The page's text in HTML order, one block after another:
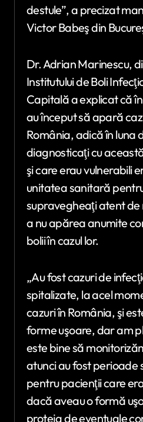
destule”, a precizat
Victor Babeş din
Dr. Adrian Marinescu,
Institutului de Boli
Capitală a explicat că
au început să apară
România, adică în luna
diagnosticaţi cu
şi care erau vulnerabili
unitatea sanitară
supravegheaţi atent de
a nu apărea anumite
bolii în cazul lor.
„Au fost cazuri de
spitalizate, la acel
cazuri în România, şi
forme uşoare, dar am
este bine să
atunci au fost perioade
pentru pacienţii care
dacă aveau o formă
proteja de eventuale